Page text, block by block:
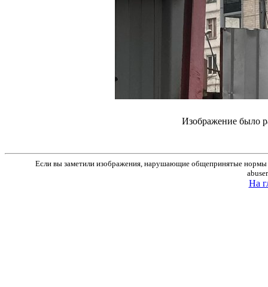
Изображение было
Если вы заметили изображения, нарушающие общепринятые нормы
На